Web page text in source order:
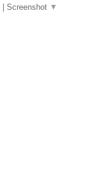
| Screenshot ▼